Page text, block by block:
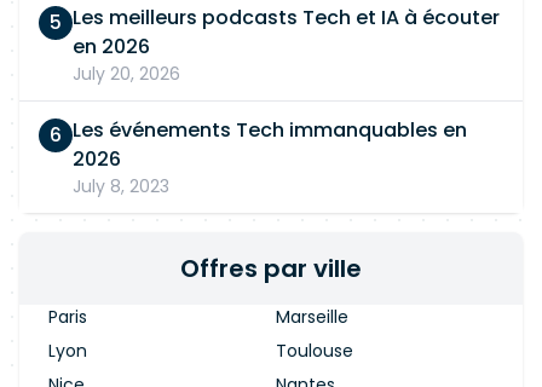
Les meilleurs podcasts Tech et IA à écouter
en 2026
July 20, 2026
Les événements Tech immanquables en
2026
July 8, 2023
Offres par ville
Paris
Marseille
Lyon
Toulouse